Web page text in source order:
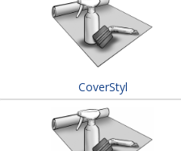
CoverStyl